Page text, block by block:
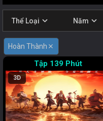
Thể Loại expand_more Năm expand_more
Hoàn Thành close
139 Phút
3D